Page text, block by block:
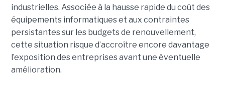
industrielles. Associée à la hausse rapide du coût des
équipements informatiques et aux contraintes
persistantes sur les budgets de renouvellement,
cette situation risque d’accroître encore davantage
l’exposition des entreprises avant une éventuelle
amélioration.